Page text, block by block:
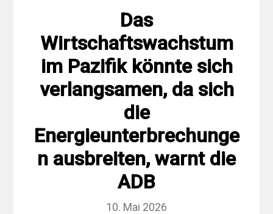
Das
Wirtschaftswachstum
im Pazifik könnte sich
verlangsamen, da sich
die
Energieunterbrechunge
n ausbreiten, warnt die
ADB
10. Mai 2026